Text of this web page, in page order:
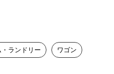
ランドリー ワゴン